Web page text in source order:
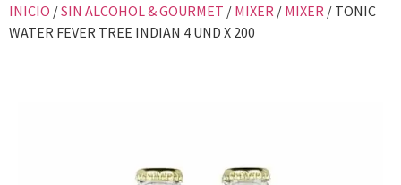
INICIO /SIN ALCOHOL & GOURMET / MIXER / MIXER / TONIC
WATER FEVER TREE INDIAN 4 UND X 200